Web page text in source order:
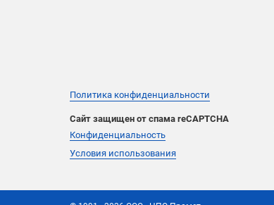
Политика конфиденциальности
Сайт защищен от спама reCAPTCHA
Конфиденциальность
Условия использования